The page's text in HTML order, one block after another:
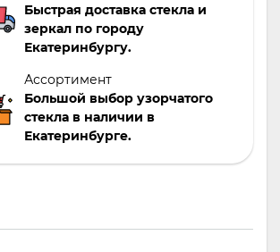
Быстрая доставка стекла и
зеркал по городу
Екатеринбургу.
Ассортимент
Большой выбор узорчатого
стекла в наличии в
Екатеринбурге.